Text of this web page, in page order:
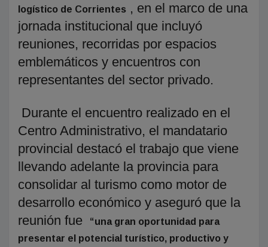
logístico de Corrientes , en el marco de una
jornada institucional que incluyó
reuniones, recorridas por espacios
emblemáticos y encuentros con
representantes del sector privado.
Durante el encuentro realizado en el
Centro Administrativo, el mandatario
provincial destacó el trabajo que viene
llevando adelante la provincia para
consolidar al turismo como motor de
desarrollo económico y aseguró que la
reunión fue
“una gran oportunidad para
presentar el potencial turístico, productivo y